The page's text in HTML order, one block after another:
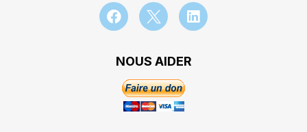
NOUS AIDER